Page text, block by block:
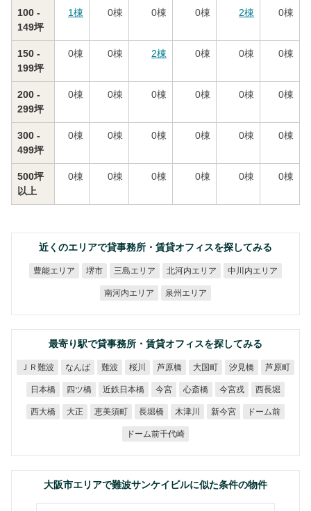
100 -
149坪
1棟 0棟 0棟 0棟 2棟 0棟
150 -
199坪
0棟 0棟 2棟 0棟 0棟 0棟
200 -
299坪
0棟 0棟 0棟 0棟 0棟 0棟
300 -
499坪
0棟 0棟 0棟 0棟 0棟 0棟
500坪
以上
0棟 0棟 0棟 0棟 0棟 0棟
近くのエリアで貸事務所・賃貸オフィスを探してみる
豊能エリア 堺市 三島エリア 北河内エリア 中川内エリア
南河内エリア 泉州エリア
最寄り駅で貸事務所・賃貸オフィスを探してみる
ＪＲ難波 なんば 難波 桜川 芦原橋 大国町 汐見橋 芦原町
日本橋 四ツ橋 近鉄日本橋 今宮 心斎橋 今宮戎 西長堀
西大橋 大正 恵美須町 長堀橋 木津川 新今宮 ドーム前
ドーム前千代崎
大阪市エリアで難波サンケイビルに似た条件の物件